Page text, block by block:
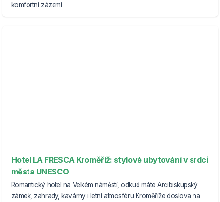
komfortní zázemí
Hotel LA FRESCA Kroměříž: stylové ubytování v srdci
města UNESCO
Romantický hotel na Velkém náměstí, odkud máte Arcibiskupský
zámek, zahrady, kavárny i letní atmosféru Kroměříže doslova na